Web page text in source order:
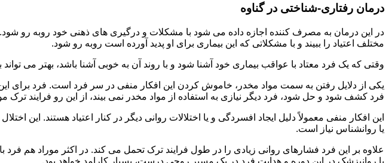
درمان رفتاری-شناختی در گناوه
مختلف اعتیاد را ببیند و با مشکلاتی که این بیماری برای او پدید آورده است روبه رو شود.
وقتی که یک فرد معتاد با عواقب بیماری خود آشنا شود و با روند آن به خوبی آشنا باشد، بهتر می
یکی از دلایل رفتن به سمت مواد مخدر، خاموش کردن این افکار منفی در سر فرد است. فرد برای
فرد کشف شود و حل شود، فرد دیگر نیازی به استفاده از مواد مخدر نمی بیند، از این رو فرایند ترک
این افکار منفی معمولاً دلیل ایجاد افسردگی و یا اختلالات روانی دیگر در کنار اعتیاد هستند.
یا روانشناس نیاز است.
علاوه بر این فرد فشارهای روانی زیادی را در طول فرایند ترک تحمل می کند. در اکثر موراد هم
با روانپزشک در این دوره و هدایت فرد در یک مسیر روحی درست، بسیار کارامد خواهد بود.